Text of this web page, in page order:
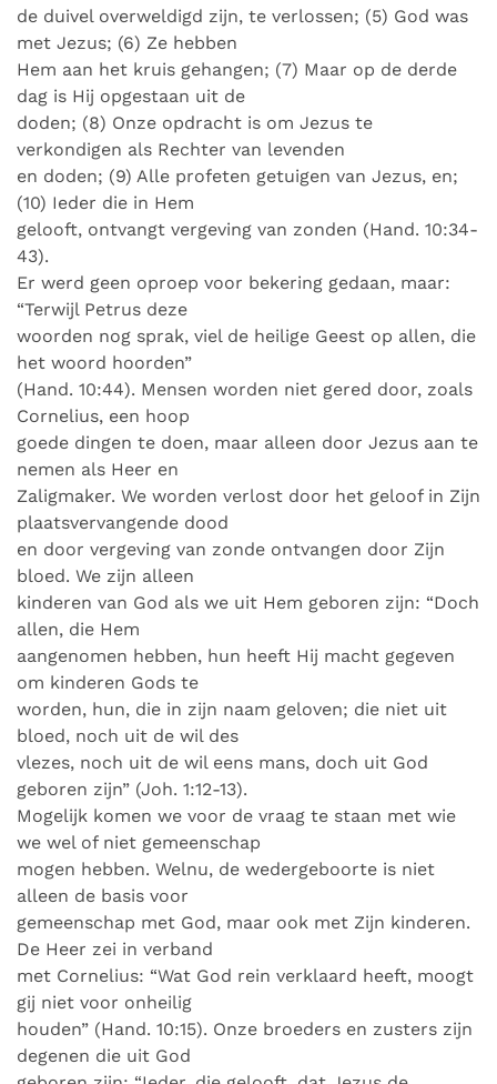
de duivel overweldigd zijn, te verlossen; (5) God was
met Jezus; (6) Ze hebben
Hem aan het kruis gehangen; (7) Maar op de derde
dag is Hij opgestaan uit de
doden; (8) Onze opdracht is om Jezus te
verkondigen als Rechter van levenden
en doden; (9) Alle profeten getuigen van Jezus, en;
(10) Ieder die in Hem
gelooft, ontvangt vergeving van zonden (Hand. 10:34-
43).
Er werd geen oproep voor bekering gedaan, maar:
“Terwijl Petrus deze
woorden nog sprak, viel de heilige Geest op allen, die
het woord hoorden”
(Hand. 10:44). Mensen worden niet gered door, zoals
Cornelius, een hoop
goede dingen te doen, maar alleen door Jezus aan te
nemen als Heer en
Zaligmaker. We worden verlost door het geloof in Zijn
plaatsvervangende dood
en door vergeving van zonde ontvangen door Zijn
bloed. We zijn alleen
kinderen van God als we uit Hem geboren zijn: “Doch
allen, die Hem
aangenomen hebben, hun heeft Hij macht gegeven
om kinderen Gods te
worden, hun, die in zijn naam geloven; die niet uit
bloed, noch uit de wil des
vlezes, noch uit de wil eens mans, doch uit God
geboren zijn” (Joh. 1:12-13).
Mogelijk komen we voor de vraag te staan met wie
we wel of niet gemeenschap
mogen hebben. Welnu, de wedergeboorte is niet
alleen de basis voor
gemeenschap met God, maar ook met Zijn kinderen.
De Heer zei in verband
met Cornelius: “Wat God rein verklaard heeft, moogt
gij niet voor onheilig
houden” (Hand. 10:15). Onze broeders en zusters zijn
degenen die uit God